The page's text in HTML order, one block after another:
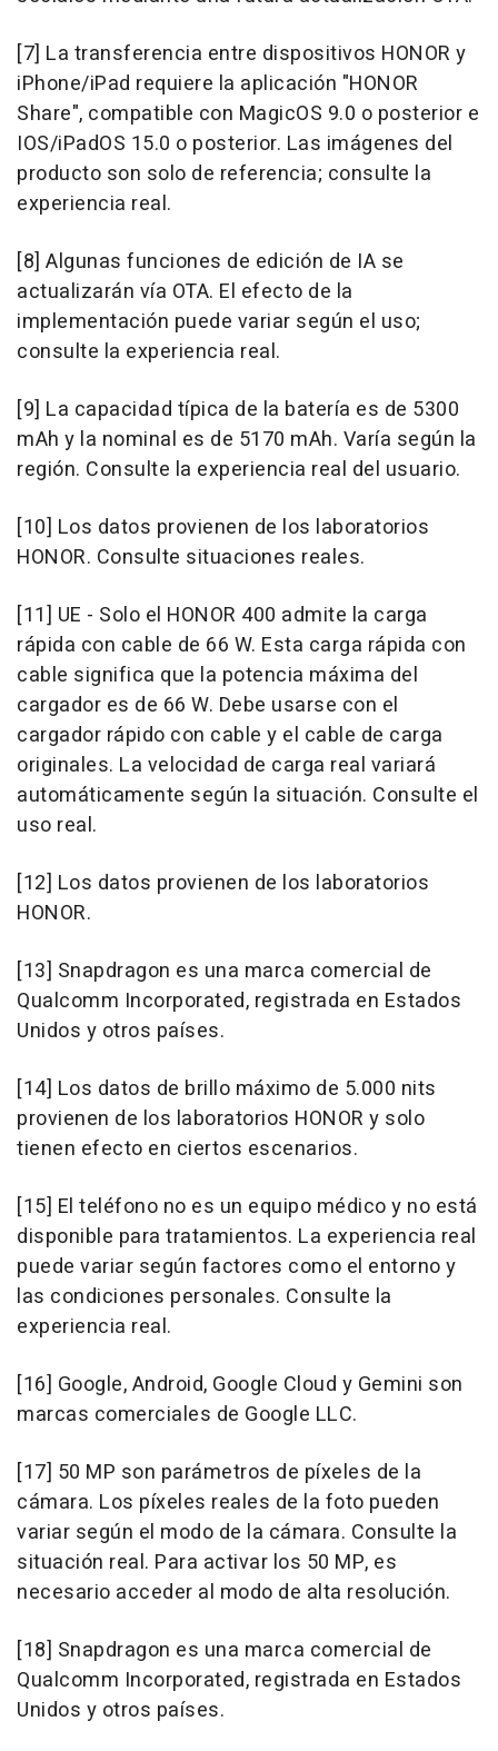
[7] La transferencia entre dispositivos HONOR y
iPhone/iPad requiere la aplicación "HONOR
Share", compatible con MagicOS 9.0 o posterior e
IOS/iPadOS 15.0 o posterior. Las imágenes del
producto son solo de referencia; consulte la
experiencia real.
[8] Algunas funciones de edición de IA se
actualizarán vía OTA. El efecto de la
implementación puede variar según el uso;
consulte la experiencia real.
[9] La capacidad típica de la batería es de 5300
mAh y la nominal es de 5170 mAh. Varía según la
región. Consulte la experiencia real del usuario.
[10] Los datos provienen de los laboratorios
HONOR. Consulte situaciones reales.
[11] UE - Solo el HONOR 400 admite la carga
rápida con cable de 66 W. Esta carga rápida con
cable significa que la potencia máxima del
cargador es de 66 W. Debe usarse con el
cargador rápido con cable y el cable de carga
originales. La velocidad de carga real variará
automáticamente según la situación. Consulte el
uso real.
[12] Los datos provienen de los laboratorios
HONOR.
[13] Snapdragon es una marca comercial de
Qualcomm Incorporated, registrada en Estados
Unidos y otros países.
[14] Los datos de brillo máximo de 5.000 nits
provienen de los laboratorios HONOR y solo
tienen efecto en ciertos escenarios.
[15] El teléfono no es un equipo médico y no está
disponible para tratamientos. La experiencia real
puede variar según factores como el entorno y
las condiciones personales. Consulte la
experiencia real.
[16] Google, Android, Google Cloud y Gemini son
marcas comerciales de Google LLC.
[17] 50 MP son parámetros de píxeles de la
cámara. Los píxeles reales de la foto pueden
variar según el modo de la cámara. Consulte la
situación real. Para activar los 50 MP, es
necesario acceder al modo de alta resolución.
[18] Snapdragon es una marca comercial de
Qualcomm Incorporated, registrada en Estados
Unidos y otros países.